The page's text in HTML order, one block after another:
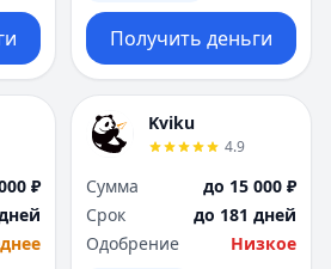
Получить деньги
₽
Kviku
4.9
Сумма
до 15 000 ₽
Срок
до 181 дней
Одобрение
Низкое